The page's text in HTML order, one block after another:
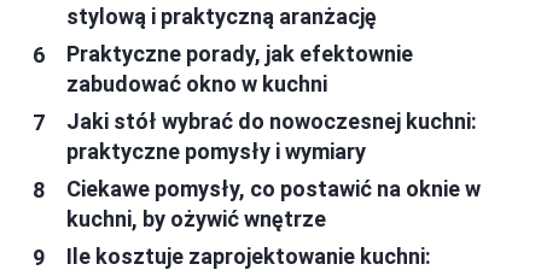
stylową i praktyczną aranżację
Praktyczne porady, jak efektownie
zabudować okno w kuchni
Jaki stół wybrać do nowoczesnej kuchni:
praktyczne pomysły i wymiary
Ciekawe pomysły, co postawić na oknie w
kuchni, by ożywić wnętrze
Ile kosztuje zaprojektowanie kuchni: